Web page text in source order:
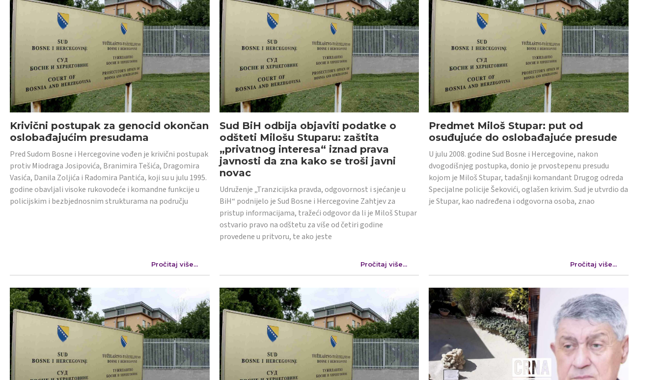
Krivični postupak za genocid okončan
oslobađajućim presudama
Pred Sudom Bosne i Hercegovine vođen je krivični postupak
protiv Miodraga Josipovića, Branimira Tešića, Dragomira
Vasića, Danila Zoljića i Radomira Pantića, koji su u julu 1995.
godine obavljali visoke rukovodeće i komandne funkcije u
policijskim i bezbjednosnim strukturama na području
Pročitaj više...
Sud BiH odbija objaviti podatke o
odšteti Milošu Stuparu: zaštita
„privatnog interesa“ iznad prava
javnosti da zna kako se troši javni
novac
Udruženje „Tranzicijska pravda, odgovornost i sjećanje u
BiH“ podnijelo je Sud Bosne i Hercegovine Zahtjev za
pristup informacijama, tražeći odgovor da li je Miloš Stupar
ostvario pravo na odštetu za više od četiri godine
provedene u pritvoru, te ako jeste
Pročitaj više...
Predmet Miloš Stupar: put od
osuđujuće do oslobađajuće presude
U julu 2008. godine Sud Bosne i Hercegovine, nakon
dvogodišnjeg postupka, donio je prvostepenu presudu
kojom je Miloš Stupar, tadašnji komandant Drugog odreda
Specijalne policije Šekovići, oglašen krivim. Sud je utvrdio da
je Stupar, kao nadređena i odgovorna osoba, znao
Pročitaj više...